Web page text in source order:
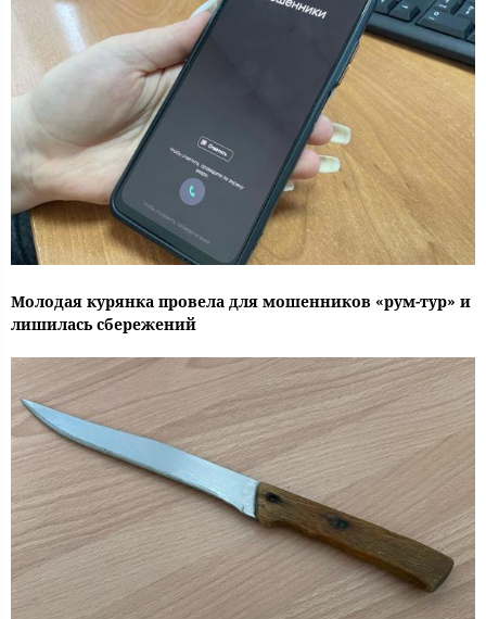
Молодая курянка провела для мошенников «рум-тур» и
лишилась сбережений